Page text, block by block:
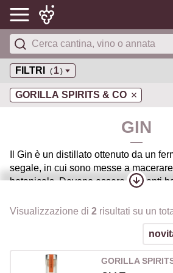
FILTRI ( 1)
GORILLA SPIRITS & CO
GIN
Il Gin è un distillato ottenuto da un
segale, in cui sono messe a
botanicals. Devono essere presenti
profumo e il gusto. La sua ricetta
olandese, ma è nel Regno Unito che
conosciuto l’evoluzione più
aromatiche e nei metodi di
Anche se nell' ultimo decennio sono
Visualizzazione di 2 risultati su un
GORILLA